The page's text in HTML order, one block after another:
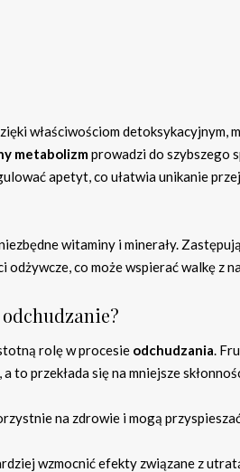
właściwościom detoksykacyjnym,
metabolizmprowadzi do szybszego
apetyt, co ułatwia unikanie
witaminy i minerały.
odżywcze, co może wspierać walkę z
rolę w procesie odchudzania.
to przekłada się na mniejsze
na zdrowie i mogą
wzmocnić efekty związane z